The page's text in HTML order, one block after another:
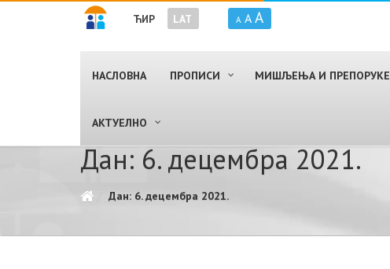
ЋИР LAT A A A
НАСЛОВНА ПРОПИСИ МИШЉЕЊА И ПРЕПОРУКЕ
AКТУЕЛНО
Дан: 6. децембра 2021.
Дан: 6. децембра 2021.